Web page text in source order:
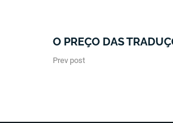
O PREÇO DAS
Prev post